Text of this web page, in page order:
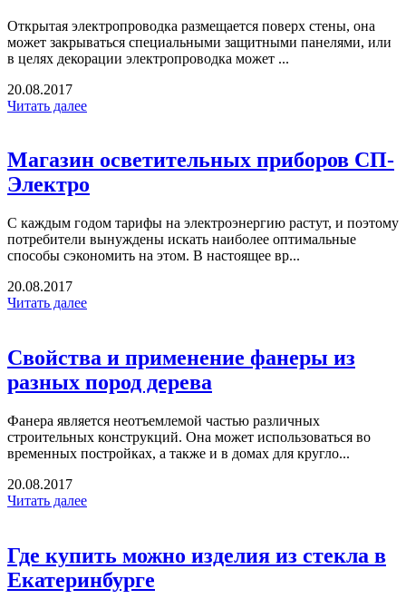
Открытая электропроводка размещается поверх стены, она
может закрываться специальными защитными панелями, или
в целях декорации электропроводка может ...
20.08.2017
Читать далее
Магазин осветительных приборов СП-
Электро
С каждым годом тарифы на электроэнергию растут, и поэтому
потребители вынуждены искать наиболее оптимальные
способы сэкономить на этом. В настоящее вр...
20.08.2017
Читать далее
Свойства и применение фанеры из
разных пород дерева
Фанера является неотъемлемой частью различных
строительных конструкций. Она может использоваться во
временных постройках, а также и в домах для кругло...
20.08.2017
Читать далее
Где купить можно изделия из стекла в
Екатеринбурге